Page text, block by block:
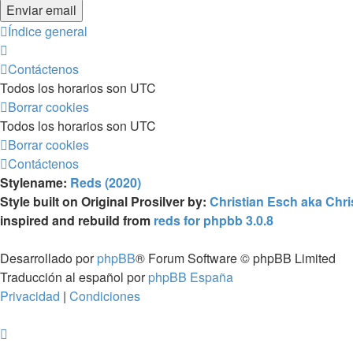
Índice general
Contáctenos
Todos los horarios son UTC
Borrar cookies
Todos los horarios son UTC
Borrar cookies
Contáctenos
Stylename: Reds (2020)
Style built on Original Prosilver by: Christian Esch aka
inspired and rebuild from reds for phpbb 3.0.8
Desarrollado porphpBB® Forum Software © phpBB Limited
Traducción al español porphpBB España
Privacidad | Condiciones